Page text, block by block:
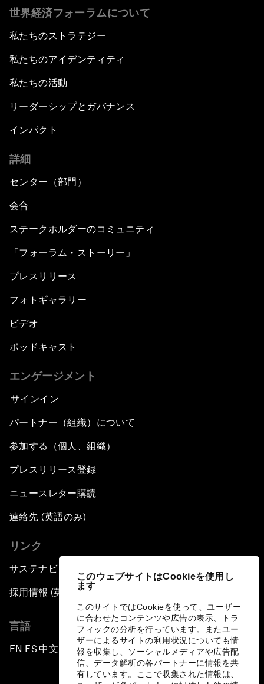
このウェブサイトはCookieを使用し
ます
このサイトではCookieを使って、ユーザー
に合わせたコンテンツや広告の表示、トラ
フィックの分析を行っています。またユー
ザーによるサイトの利用状況についても情
報を収集し、ソーシャルメディアや広告配
信、データ解析の各パートナーに情報を共
有しています。ここで収集された情報は、
世界経済フォーラムについて
私たちのストラテジー
私たちのアイデンティティ
私たちの活動
リーダーシップとガバナンス
インパクト
詳細
センター（部門）
会合
ステークホルダーのコミュニティ
「フォーラム・ストーリー」
プレスリリース
フォトギャラリー
ビデオ
ポッドキャスト
エンゲージメント
サインイン
パートナー（組織）について
参加する（個人、組織）
プレスリリース登録
ニュースレター購読
連絡先 (英語のみ)
リンク
サステナビリティへの取り組み
採用情報 (英語のみ)
言語
EN ▪ES▪中文▪ 日本語